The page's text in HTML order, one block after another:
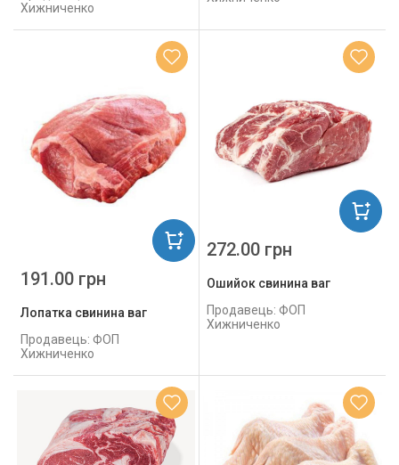
Хижниченко
Лопатка свинина ваг
Продавець: ФОП
Хижниченко
191.00 грн
Ошийок свинина ваг
Продавець: ФОП
Хижниченко
272.00 грн